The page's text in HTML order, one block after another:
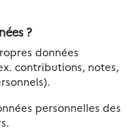
?
données
contributions, notes,
personnelles des